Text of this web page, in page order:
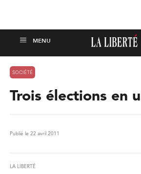
SOCIÉTÉ
Trois élections en
Publié le 22 avril 2011
LA LIBERTÉ